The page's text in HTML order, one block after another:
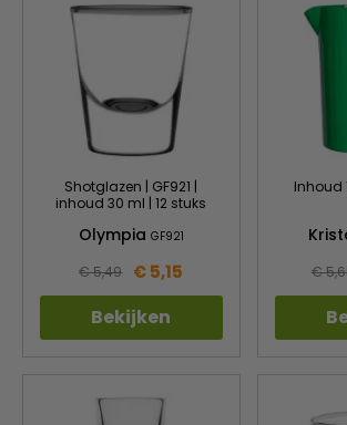
Shotglazen | GF921 |
inhoud 30 ml | 12 stuks
Olympia GF921
€ 5,49 € 5,15
Bekijken
Inhoud
€